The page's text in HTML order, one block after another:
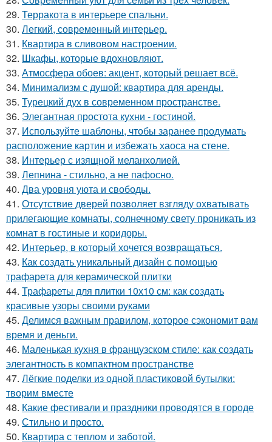
29. Терракота в интерьере спальни.
30. Легкий, современный интерьер.
31. Квартира в сливовом настроении.
32. Шкафы, которые вдохновляют.
33. Атмосфера обоев: акцент, который решает всё.
34. Минимализм с душой: квартира для аренды.
35. Турецкий дух в современном пространстве.
36. Элегантная простота кухни - гостиной.
37. Используйте шаблоны, чтобы заранее продумать
расположение картин и избежать хаоса на стене.
38. Интерьер с изящной меланхолией.
39. Лепнина - стильно, а не пафосно.
40. Два уровня уюта и свободы.
41. Отсутствие дверей позволяет взгляду охватывать
прилегающие комнаты, солнечному свету проникать из
комнат в гостиные и коридоры.
42. Интерьер, в который хочется возвращаться.
43. Как создать уникальный дизайн с помощью
трафарета для керамической плитки
44. Трафареты для плитки 10х10 см: как создать
красивые узоры своими руками
45. Делимся важным правилом, которое сэкономит вам
время и деньги.
46. Маленькая кухня в французском стиле: как создать
элегантность в компактном пространстве
47. Лёгкие поделки из одной пластиковой бутылки:
творим вместе
48. Какие фестивали и праздники проводятся в городе
49. Стильно и просто.
50. Квартира с теплом и заботой.